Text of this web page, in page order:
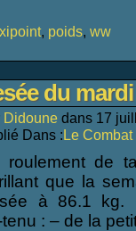
, poids, ww
du
Didoune dans 17
Dans :Le
de
que la
à 86.1 kg.
: – de la